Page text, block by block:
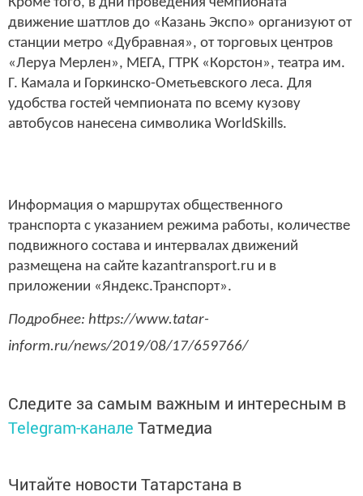
движение шаттлов до «Казань Экспо» организуют от
станции метро «Дубравная», от торговых центров
«Леруа Мерлен», МЕГА, ГТРК «Корстон», театра им.
Г. Камала и Горкинско-Ометьевского леса. Для
удобства гостей чемпионата по всему кузову
автобусов нанесена символика WorldSkills.
Информация о маршрутах общественного
транспорта с указанием режима работы, количестве
подвижного состава и интервалах движений
размещена на сайте kazantransport.ru и в
приложении «Яндекс.Транспорт».
Подробнее: https://www.tatar-
inform.ru/news/2019/08/17/659766/
Следите за самым важным и интересным в
Telegram-канале Татмедиа
Читайте новости Татарстана в